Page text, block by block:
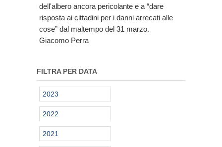
dell'albero ancora pericolante e a “dare
risposta ai cittadini per i danni arrecati alle
cose” dal maltempo del 31 marzo.
Giacomo Perra
FILTRA PER DATA
2023
2022
2021